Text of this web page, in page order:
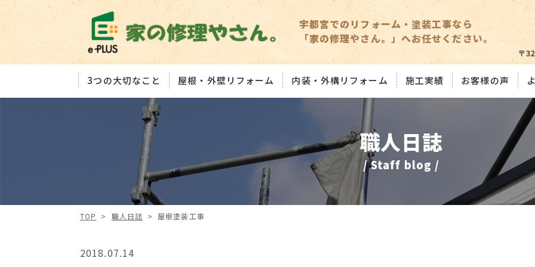
宇都宮でのリフォーム・塗装工事なら
「家の修理やさん。」へお任せください。
3つの大切なこと 屋根・外壁リフォーム 内装・外構リフォーム 施工実績 お客様の声
職人日誌
/ Staff blog /
TOP > 職人日誌 > 屋根塗装工事
2018.07.14